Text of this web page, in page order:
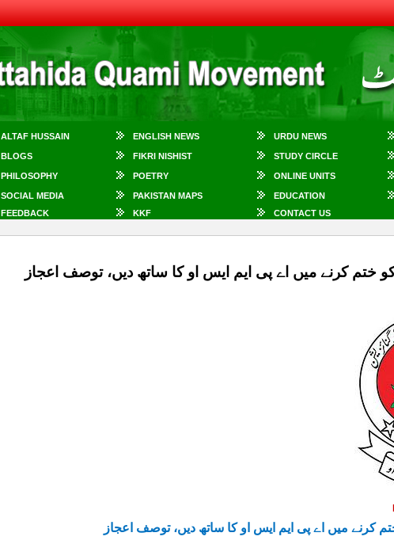
ALTAF HUSSAIN ENGLISH NEWS URDU NEWS
BLOGS FIKRI NISHIST STUDY CIRCLE
PHILOSOPHY POETRY ONLINE UNITS
SOCIAL MEDIA PAKISTAN MAPS EDUCATION
FEEDBACK KKF CONTACT US
ختم کرنے میں اے پی ایم ایس او کا ساتھ دیں، توصف اعجاز
کرنے میں اے پی ایم ایس او کا ساتھ دیں، توصف اعجاز